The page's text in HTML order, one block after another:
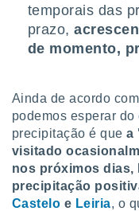
temporais das
prazo,
de momento,
Ainda de acordo
podemos esperar
precipitação é quea
visitado
nos próximos dias,
precipitação
Castelo e Leiria, o